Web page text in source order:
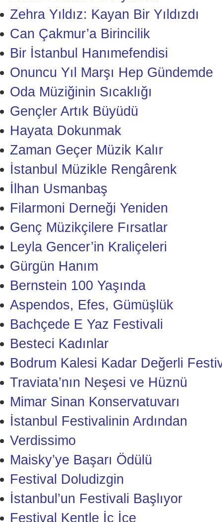
Zehra Yıldız: Kayan Bir Yıldızdı
Can Çakmur’a Birincilik
Bir İstanbul Hanımefendisi
Onuncu Yıl Marşı Hep Gündemde
Oda Müziğinin Sıcaklığı
Gençler Artık Büyüdü
Hayata Dokunmak
Zaman Geçer Müzik Kalır
İstanbul Müzikle Rengârenk
İlhan Usmanbaş
Filarmoni Derneği Yeniden
Genç Müzikçilere Fırsatlar
Leyla Gencer’in Kraliçeleri
Gürgün Hanım
Bernstein 100 Yaşında
Aspendos, Efes, Gümüşlük
Bachçede E Yaz Festivali
Besteci Kadınlar
Bodrum Kalesi Kadar Değerli
Traviata’nın Neşesi ve Hüznü
Mimar Sinan Konservatuvarı
İstanbul Festivalinin Ardından
Verdissimo
Maisky’ye Başarı Ödülü
Festival Doludizgin
İstanbul’un Festivali Başlıyor
Festival Kentle İç İçe